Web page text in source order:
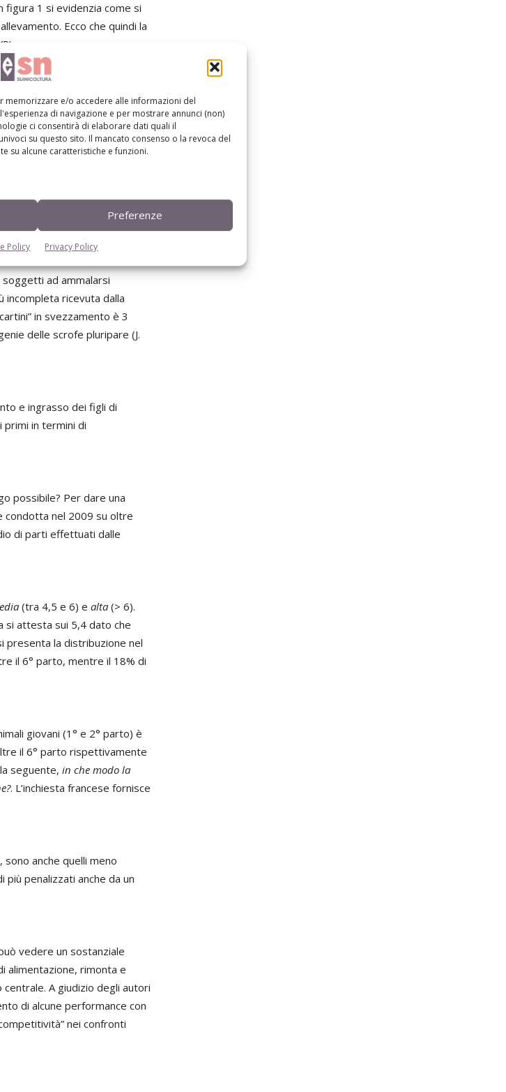
memorizzare e/o accedere alle informazioni del
di navigazione e per mostrare annunci (non)
ci consentirà di elaborare dati quali il
su questo sito. Il mancato consenso o la revoca del
su alcune caratteristiche e funzioni.
Preferenze
Policy Privacy Policy
figura 1 si evidenzia come si
Ecco che quindi la
di riforma particolarmente
di massimizzare la
(a prescindere da
al 6° parto venivano
patologie virali e la
), ci si è ricordati di un
delle scrofette è inferiore
ad ammalarsi
ricevuta dalla
in svezzamento è 3
delle scrofe pluripare (J.
e ingrasso dei figli di
in termini di
possibile? Per dare una
condotta nel 2009 su oltre
di parti effettuati dalle
(tra 4,5 e 6) e alta (> 6).
si attesta sui 5,4 dato che
presenta la distribuzione nel
il 6° parto, mentre il 18% di
giovani (1° e 2° parto) è
il 6° parto rispettivamente
seguente, in che modo la
. L’inchiesta francese fornisce
anche quelli meno
penalizzati anche da un
vedere un sostanziale
alimentazione, rimonta e
A giudizio degli autori
di alcune performance con
nei confronti